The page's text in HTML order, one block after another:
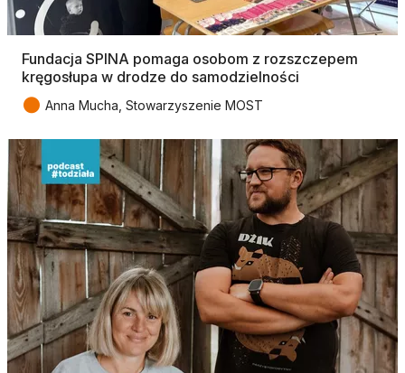
Fundacja SPINA pomaga osobom z rozszczepem
kręgosłupa w drodze do samodzielności
● Anna Mucha, Stowarzyszenie MOST